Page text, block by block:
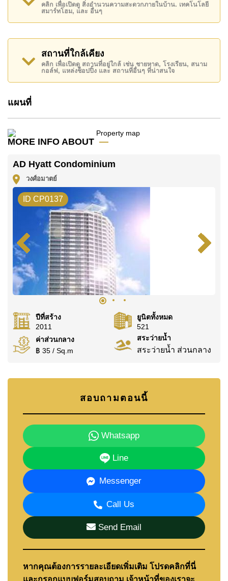
สถานที่สำคัญใกล้ AD Hyatt Condominium ได้แก่: เดิน
ทางไปชายหาดได้ง่าย, ไกล้เคียงรถประจำทาง , อาร์ท อิน
พาราไดซ์, พิพิธภัณฑ์ตุ๊กตาหมี , พัทยาคันทรีคลับ, แหลม
ฉบัง , รพ.กรุงเทพพัทยา, รพ.กรุงเทพจอมเทียน
อสังหาริมทรัพย์นี้มีไว้สำหรับขายในราคา ฿ 4,600,000
บาท คิดเป็น ฿ 82,143 บาทต่อตารางเมตร
โฉนดที่ดินของอสังหาริมทรัพย์นี้อยู่ภายใต้กรรมสิทธิ์ ชื่อ
ค้นพบโอกาสในการทำให้ที่อยู่อาศัยนี้เป็นบ้านในฝันของ
คุณ!
ติดต่อ Cornerstone Real Estate โทร +6638411250
หรือ อีเมล
info@cornerstone.co.th
WhatsApp ของสำนักงาน:
@cornerstonepattaya
คลิก เพื่อเปิดดู สิ่งอำนวนความสะดวกภายในบ้าน. เทคโนโลยี
สมาร์ทโฮม, และ อื่นๆ
สถานที่ใกล้เคียง
คลิก เพื่อเปิดดู สถานที่อยู่ใกล้ เช่น ชายหาด, โรงเรียน, สนาม
กอล์ฟ, แหล่งช็อปปิ้ง และ สถานที่อื่นๆ ที่น่าสนใจ
แผนที่
MORE INFO ABOUT
AD Hyatt Condominium
วงศ์อมาตย์
ID CP0137
ปีที่สร้าง
2011
ยูนิตทั้งหมด
521
ค่าส่วนกลาง
฿ 35 / Sq.m
สระว่ายน้ำ
สระว่ายน้ำ ส่วนกลาง
สอบถามตอนนี้
Whatsapp
Line
Messenger
Call Us
Send Email
หากคุณต้องการรายละเอียดเพิ่มเติม โปรดคลิกที่นี่
และกรอกแบบฟอร์มสอบถาม เจ้าหน้าที่ของเราจะ